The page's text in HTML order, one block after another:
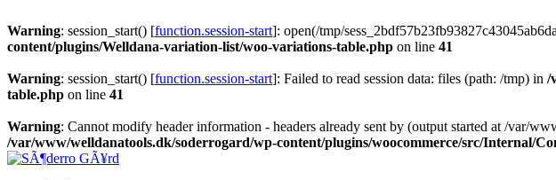
Warning: session_start() [function.session-start]: open(/tmp/
content/plugins/Welldana-variation-list/woo-variations-table.php on line 41
Warning: session_start() [function.session-start]: Failed to read session data: files (path: /tmp) in /
table.php on line 41
Warning: Cannot modify header information - headers already sent by (output started at /var/
/var/www/welldanatools.dk/soderrogard/wp-content/plugins/woocommerce/src/Internal/